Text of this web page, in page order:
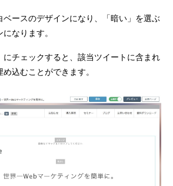
ベースのデザインになり、「暗い」を選ぶ
なります。
にチェックすると、該当ツイートに含まれ
込むことができます。